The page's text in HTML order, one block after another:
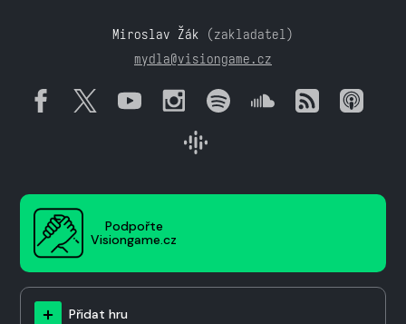
Miroslav Žák (zakladatel)
mydla@visiongame.cz
Podpořte
Visiongame.cz
Přidat hru